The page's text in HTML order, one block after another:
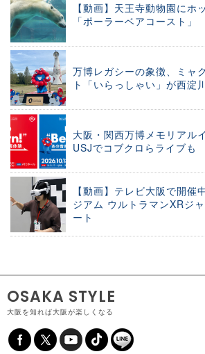
【動画】天王寺動物園にホ
「ポーラーベアコースト
万博レガシーの象徴、ミャ
ト「いらっしゃい」が西淀
大阪・関西万博メモリアル
USJでコブクロらライブも
【動画】テレビ大阪で開催
ジアム ウルトラマンXRジ
ート
OSAKA STYLE
大阪を知れば大阪が楽しくなる